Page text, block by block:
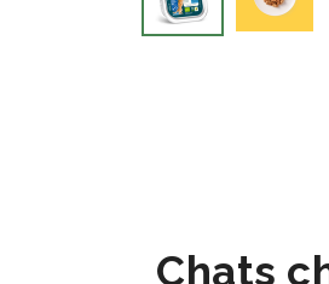
Chats